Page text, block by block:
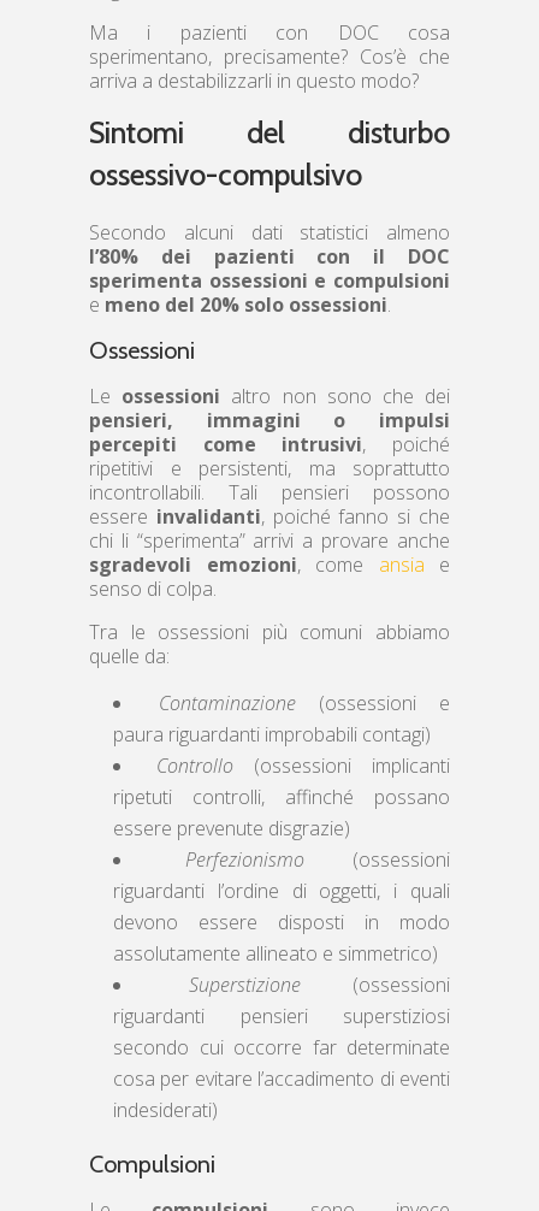
Ma i pazienti con DOC cosa
sperimentano, precisamente? Cos’è che
arriva a destabilizzarli in questo modo?
Sintomi del disturbo
ossessivo-compulsivo
Secondo alcuni dati statistici almeno
l’80% dei pazienti con il DOC
sperimenta ossessioni e compulsioni
e meno del 20% solo ossessioni.
Ossessioni
Le ossessioni altro non sono che dei
pensieri, immagini o impulsi
percepiti come intrusivi, poiché
ripetitivi e persistenti, ma soprattutto
incontrollabili. Tali pensieri possono
essere invalidanti, poiché fanno si che
chi li “sperimenta” arrivi a provare anche
sgradevoli emozioni, come ansia e
senso di colpa.
Tra le ossessioni più comuni abbiamo
quelle da:
Contaminazione (ossessioni e
paura riguardanti improbabili contagi)
Controllo (ossessioni implicanti
ripetuti controlli, affinché possano
essere prevenute disgrazie)
Perfezionismo(ossessioni
riguardanti l’ordine di oggetti, i quali
devono essere disposti in modo
assolutamente allineato e simmetrico)
Superstizione(ossessioni
riguardanti pensieri superstiziosi
secondo cui occorre far determinate
cosa per evitare l’accadimento di eventi
indesiderati)
Compulsioni